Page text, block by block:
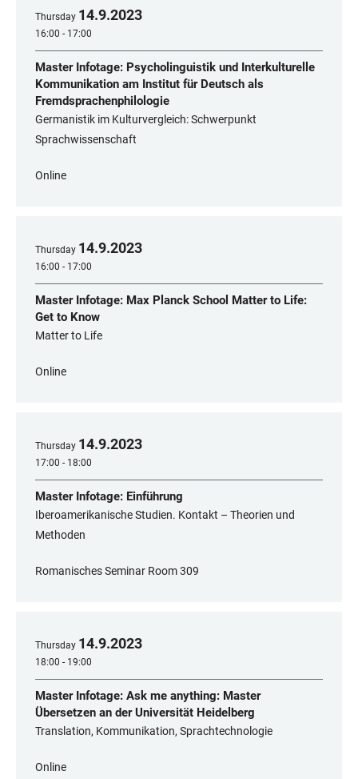
Thursday 14.9.2023
16:00 - 17:00
Master Infotage: Psycholinguistik und Interkulturelle
Kommunikation am Institut für Deutsch als
Fremdsprachenphilologie
Germanistik im Kulturvergleich: Schwerpunkt
Sprachwissenschaft
Online
Thursday 14.9.2023
16:00 - 17:00
Master Infotage: Max Planck School Matter to Life:
Get to Know
Matter to Life
Online
Thursday 14.9.2023
17:00 - 18:00
Master Infotage: Einführung
Iberoamerikanische Studien. Kontakt – Theorien und
Methoden
Romanisches Seminar Room 309
Thursday 14.9.2023
18:00 - 19:00
Master Infotage: Ask me anything: Master
Übersetzen an der Universität Heidelberg
Translation, Kommunikation, Sprachtechnologie
Online